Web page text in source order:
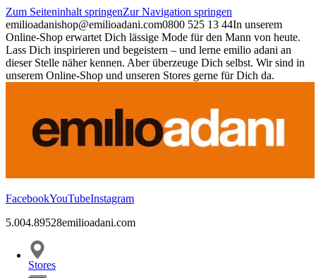
Zum Seiteninhalt springenZur Navigation springen
emilioadanishop@emilioadani.com0800 525 13 44In unserem
Online-Shop erwartet Dich lässige Mode für den Mann von heute.
Lass Dich inspirieren und begeistern – und lerne emilio adani an
dieser Stelle näher kennen. Aber überzeuge Dich selbst. Wir sind in
unserem Online-Shop und unseren Stores gerne für Dich da.
FacebookYouTubeInstagram
5.004.89528emilioadani.com
Stores